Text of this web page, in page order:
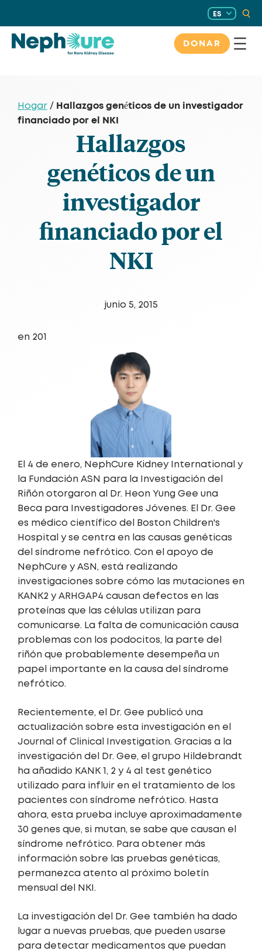
contenido
ES
DONAR
Hogar / Hallazgos genéticos de un investigador
financiado por el NKI
Hallazgos
genéticos de un
investigador
financiado por el
NKI
junio 5, 2015
en 201
El 4 de enero, NephCure Kidney International y
la Fundación ASN para la Investigación del
Riñón otorgaron al Dr. Heon Yung Gee una
Beca para Investigadores Jóvenes. El Dr. Gee
es médico científico del Boston Children's
Hospital y se centra en las causas genéticas
del síndrome nefrótico. Con el apoyo de
NephCure y ASN, está realizando
investigaciones sobre cómo las mutaciones en
KANK2 y ARHGAP4 causan defectos en las
proteínas que las células utilizan para
comunicarse. La falta de comunicación causa
problemas con los podocitos, la parte del
riñón que probablemente desempeña un
papel importante en la causa del síndrome
nefrótico.
Recientemente, el Dr. Gee publicó una
actualización sobre esta investigación en el
Journal of Clinical Investigation. Gracias a la
investigación del Dr. Gee, el grupo Hildebrandt
ha añadido KANK 1, 2 y 4 al test genético
utilizado para influir en el tratamiento de los
pacientes con síndrome nefrótico. Hasta
ahora, esta prueba incluye aproximadamente
30 genes que, si mutan, se sabe que causan el
síndrome nefrótico. Para obtener más
información sobre las pruebas genéticas,
permanezca atento al próximo boletín
mensual del NKI.
La investigación del Dr. Gee también ha dado
lugar a nuevas pruebas, que pueden usarse
para detectar medicamentos que puedan